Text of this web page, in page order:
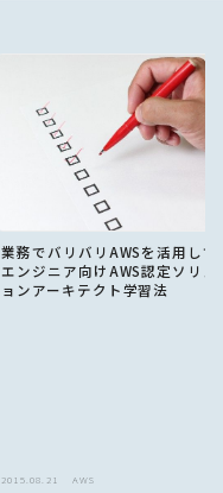
業務でバリバリAWSを活用して
エンジニア向けAWS認定ソリュ
ョンアーキテクト学習法
2015.08.21 AWS